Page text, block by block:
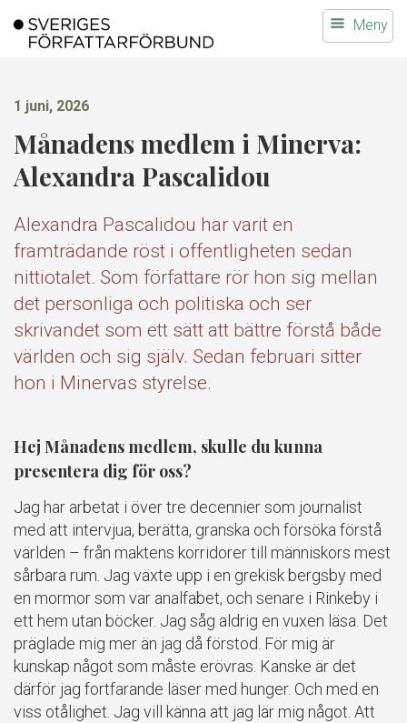
till
Meny
1 juni, 2026
Månadens medlem i Minerva:
Alexandra Pascalidou
Alexandra Pascalidou har varit en
framträdande röst i offentligheten sedan
nittiotalet. Som författare rör hon sig mellan
det personliga och politiska och ser
skrivandet som ett sätt att bättre förstå både
världen och sig själv. Sedan februari sitter
hon i Minervas styrelse.
Hej Månadens medlem, skulle du kunna
presentera dig för oss?
Jag har arbetat i över tre decennier som journalist
med att intervjua, berätta, granska och försöka förstå
världen – från maktens korridorer till människors mest
sårbara rum. Jag växte upp i en grekisk bergsby med
en mormor som var analfabet, och senare i Rinkeby i
ett hem utan böcker. Jag såg aldrig en vuxen läsa. Det
präglade mig mer än jag då förstod. För mig är
kunskap något som måste erövras. Kanske är det
därför jag fortfarande läser med hunger. Och med en
viss otålighet. Jag vill känna att jag lär mig något. Att